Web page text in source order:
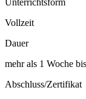
Unterrichtsform
Vollzeit
Dauer
mehr als 1 Woche
Abschluss/Zertifikat